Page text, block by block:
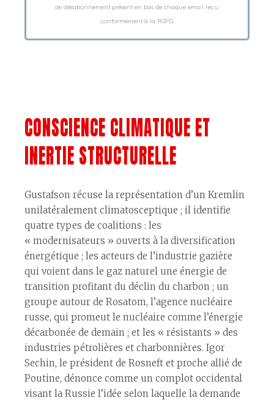
de désabonnement présent en bas de chaque email reçu,
conformément à la RGPD.
CONSCIENCE CLIMATIQUE ET
INERTIE STRUCTURELLE
Gustafson récuse la représentation d’un Kremlin
unilatéralement climatosceptique ; il identifie
quatre types de coalitions : les
« modernisateurs » ouverts à la diversification
énergétique ; les acteurs de l’industrie gazière
qui voient dans le gaz naturel une énergie de
transition profitant du déclin du charbon ; un
groupe autour de Rosatom, l’agence nucléaire
russe, qui promeut le nucléaire comme l’énergie
décarbonée de demain ; et les « résistants » des
industries pétrolières et charbonnières. Igor
Sechin, le président de Rosneft et proche allié de
Poutine, dénonce comme un complot occidental
visant la Russie l’idée selon laquelle la demande